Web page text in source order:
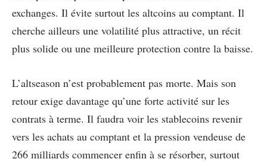
exchanges. Il évite surtout les altcoins au comptant. Il
cherche ailleurs une volatilité plus attractive, un récit
plus solide ou une meilleure protection contre la baisse.
L’altseason n’est probablement pas morte. Mais son
retour exige davantage qu’une forte activité sur les
contrats à terme. Il faudra voir les stablecoins revenir
vers les achats au comptant et la pression vendeuse de
266 milliards commencer enfin à se résorber, surtout